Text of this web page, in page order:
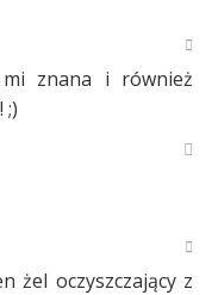
znana i również
;)
żel oczyszczający z